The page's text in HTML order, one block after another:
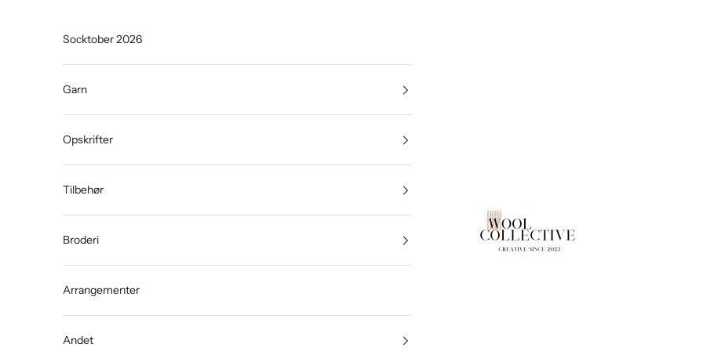
Socktober 2026
Garn
Opskrifter
Tilbehør
Broderi
Arrangementer
Andet